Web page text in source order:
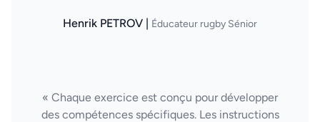
Henrik PETROV | Éducateur rugby Sénior
« Chaque exercice est conçu pour développer
des compétences spécifiques. Les instructions